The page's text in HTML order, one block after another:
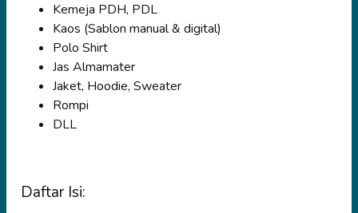
Kemeja PDH, PDL
Kaos (Sablon manual & digital)
Polo Shirt
Jas Almamater
Jaket, Hoodie, Sweater
Rompi
DLL
Daftar Isi: